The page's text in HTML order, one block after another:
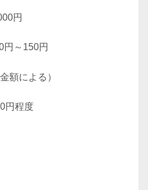
円
円～150円
額による）
円程度